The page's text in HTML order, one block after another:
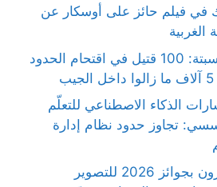
في فيلم حائز على أوسكار عن
الغربية
قائد سبتة: 100 قتيل في اقتحام الحدود
الذكاء الاصطناعي للتعلّم
تجاوز حدود نظام إدارة
الفائزون بجوائز 2026 للتصوير